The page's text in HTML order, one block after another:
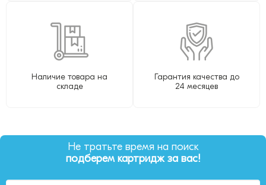
Наличие товара на
складе
Гарантия качества до
24 месяцев
Не тратьте время на поиск
подберем картридж за вас!